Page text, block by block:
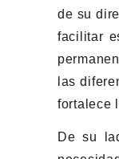
de su
facilitar
las
fortalece
De su